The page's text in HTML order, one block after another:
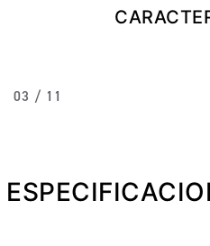
TRIDENT 660
03 / 11